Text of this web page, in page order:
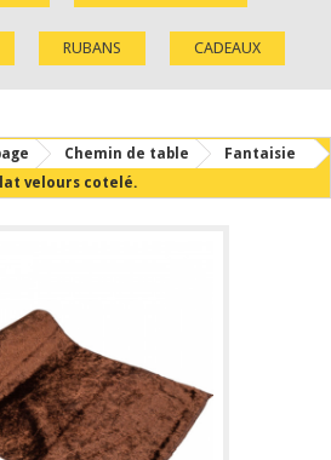
RUBANS CADEAUX
Chemin de table
Fantaisie
velours cotelé.